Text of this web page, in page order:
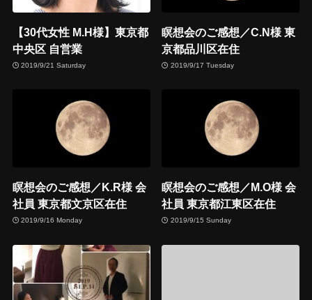
【30代女性 M.H様】東京都
中央区 自営業
2019/9/21 Saturday
瞑想会のご感想／C.N様 東
京都品川区在住
2019/9/17 Tuesday
瞑想会のご感想／K.R様 会
社員 東京都文京区在住
2019/9/16 Monday
瞑想会のご感想／M.O様 会
社員 東京都江東区在住
2019/9/15 Sunday